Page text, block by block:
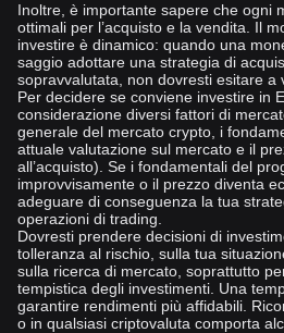
Inoltre, è importante sapere che ogni
ottimali per l’acquisto e la vendita. Il
investire è dinamico: quando una
saggio adottare una strategia di
sopravvalutata, non dovresti esitare a
Per decidere se conviene investire in
considerazione diversi fattori di
generale del mercato crypto, i
attuale valutazione sul mercato e il
all’acquisto). Se i fondamentali del
improvvisamente o il prezzo diventa
adeguare di conseguenza la tua
operazioni di trading.
Dovresti prendere decisioni di
tolleranza al rischio, sulla tua
sulla ricerca di mercato, soprattutto
tempistica degli investimenti. Una
garantire rendimenti più affidabili.
o in qualsiasi criptovaluta comporta